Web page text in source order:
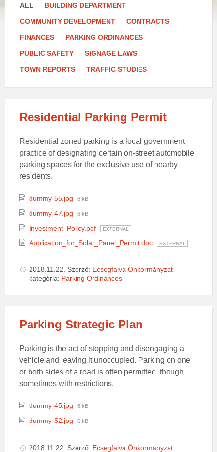
ALL BUILDING DEPARTMENT
COMMUNITY DEVELOPMENT CONTRACTS
FINANCES PARKING ORDINANCES
PUBLIC SAFETY SIGNAGE LAWS
TOWN REPORTS TRAFFIC STUDIES
Residential Parking Permit
Residential zoned parking is a local government
practice of designating certain on-street automobile
parking spaces for the exclusive use of nearby
residents.
Attachments
dummy-55.jpg
File
6 kB
dummy-47.jpg
File
6 kB
Investment_Policy.pdf EXTERNAL
Application_for_Solar_Panel_Permit.doc EXTERNAL
2018.11.22. Szerző: Ecsegfalva Önkormányzat
kategória: Parking Ordinances
Parking Strategic Plan
Parking is the act of stopping and disengaging a
vehicle and leaving it unoccupied. Parking on one
or both sides of a road is often permitted, though
sometimes with restrictions.
Attachments
dummy-45.jpg
File
6 kB
dummy-52.jpg
File
6 kB
2018.11.22. Szerző: Ecsegfalva Önkormányzat